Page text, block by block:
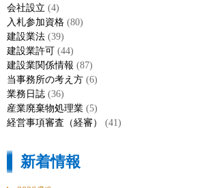
会社設立 (4)
入札参加資格 (80)
建設業法 (39)
建設業許可 (44)
建設業関係情報 (87)
当事務所の考え方 (6)
業務日誌 (36)
産業廃棄物処理業 (5)
経営事項審査（経審）
(41)
新着情報